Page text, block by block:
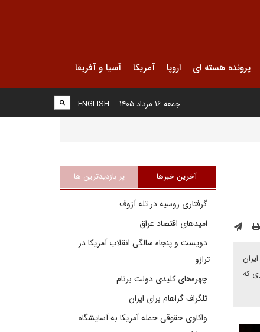
پرونده هسته ای اروپا آمریکا آسیا و آفریقا
ENGLISH جمعه ۱۶ مرداد ۱۴۰۵
که
آخرین خبرها پر بازدیدترین ها
گرفتاری روسیه در تله آزوف
امیدهای اقتصاد عراق
دویست و پنجاه سالگی انقلاب آمریکا در
ترازو
چهره‌های کلیدی دولت برنام
تلگراف گراهام برای ایران
واکاوی حقوقی حمله آمریکا به آسایشگاه